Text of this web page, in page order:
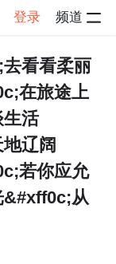
登录 频道
看看柔丽
在旅途上
活
辽阔
若你应允
&#xff0c;从